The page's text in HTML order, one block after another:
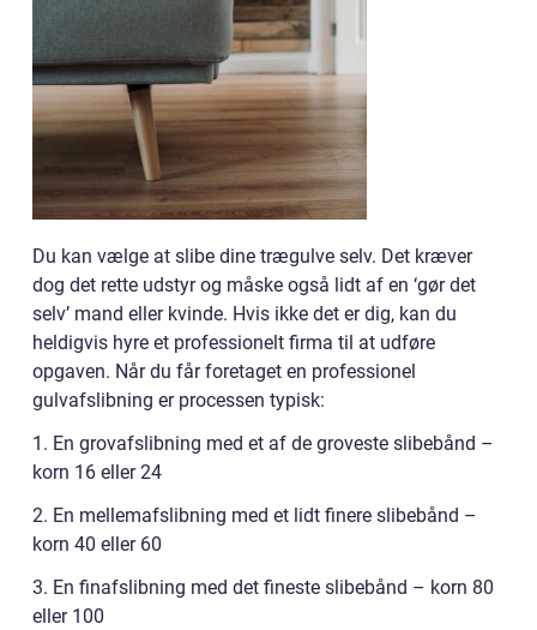
Du kan vælge at slibe dine trægulve selv. Det kræver
dog det rette udstyr og måske også lidt af en ‘gør det
selv’ mand eller kvinde. Hvis ikke det er dig, kan du
heldigvis hyre et professionelt firma til at udføre
opgaven. Når du får foretaget en professionel
gulvafslibning er processen typisk:
1. En grovafslibning med et af de groveste slibebånd –
korn 16 eller 24
2. En mellemafslibning med et lidt finere slibebånd –
korn 40 eller 60
3. En finafslibning med det fineste slibebånd – korn 80
eller 100